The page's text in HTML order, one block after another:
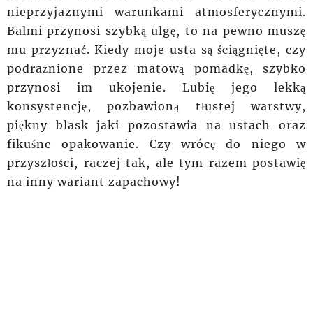
nieprzyjaznymi warunkami atmosferycznymi.
Balmi przynosi szybką ulgę, to na pewno muszę
mu przyznać. Kiedy moje usta są ściągnięte, czy
podrażnione przez matową pomadkę, szybko
przynosi im ukojenie. Lubię jego lekką
konsystencję, pozbawioną tłustej warstwy,
piękny blask jaki pozostawia na ustach oraz
fikuśne opakowanie. Czy wrócę do niego w
przyszłości, raczej tak, ale tym razem postawię
na inny wariant zapachowy!